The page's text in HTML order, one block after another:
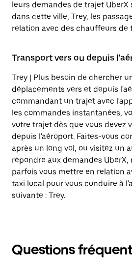
leurs demandes de trajet UberX
dans cette ville, Trey, les
relation avec des chauffeurs de
Transport vers ou depuis
Trey | Plus besoin de chercher
déplacements vers et depuis
commandant un trajet avec
les commandes instantanées,
votre trajet dès que vous devez
depuis l'aéroport. Faites-vous
après un long vol, ou visitez un
répondre aux demandes UberX,
parfois vous mettre en relation
taxi local pour vous conduire à
suivante : Trey.
Questions